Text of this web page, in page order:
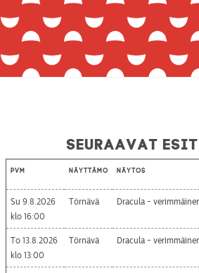
Seuraavat
Pvm Näyttämö Näytös
Su 9.8.2026
16:00
Törnävä Dracula -
To 13.8.2026
13:00
Törnävä Dracula -